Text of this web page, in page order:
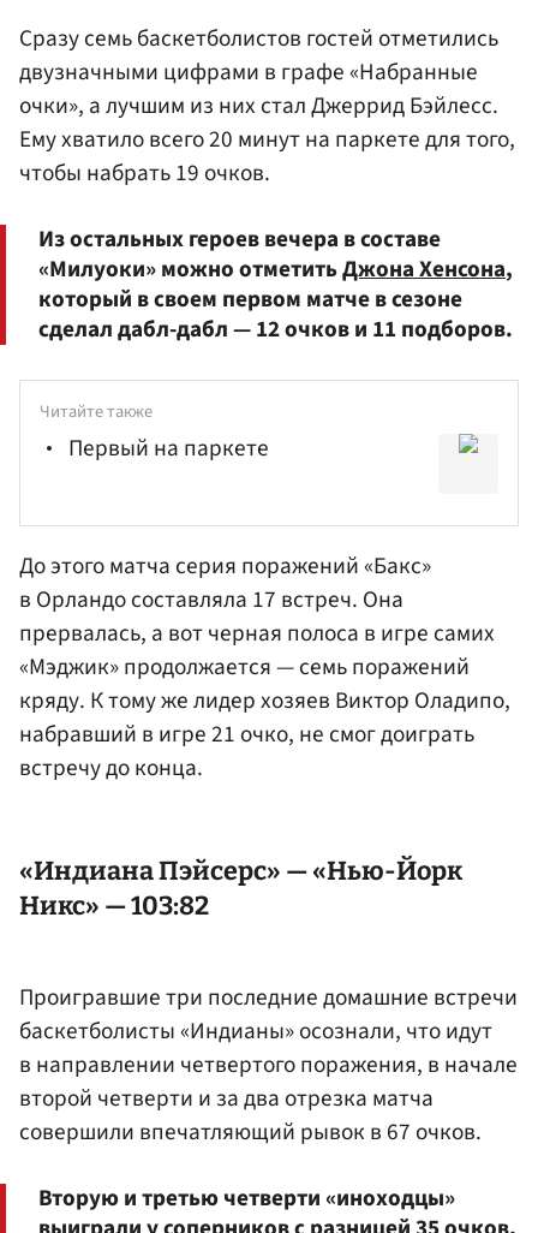
Сразу семь баскетболистов гостей отметились
двузначными цифрами в графе «Набранные
очки», а лучшим из них стал Джеррид Бэйлесс.
Ему хватило всего 20 минут на паркете для того,
чтобы набрать 19 очков.
Из остальных героев вечера в составе
«Милуоки» можно отметитьДжона Хенсона,
который в своем первом матче в сезоне
сделал дабл-дабл — 12 очков и 11 подборов.
Читайте также
Первый на паркете
До этого матча серия поражений «Бакс»
в Орландо составляла 17 встреч. Она
прервалась, а вот черная полоса в игре самих
«Мэджик» продолжается — семь поражений
кряду. К тому же лидер хозяев Виктор Оладипо,
набравший в игре 21 очко, не смог доиграть
встречу до конца.
«Индиана Пэйсерс» — «Нью-Йорк
Никс» — 103:82
Проигравшие три последние домашние встречи
баскетболисты «Индианы» осознали, что идут
в направлении четвертого поражения, в начале
второй четверти и за два отрезка матча
совершили впечатляющий рывок в 67 очков.
Вторую и третью четверти «иноходцы»